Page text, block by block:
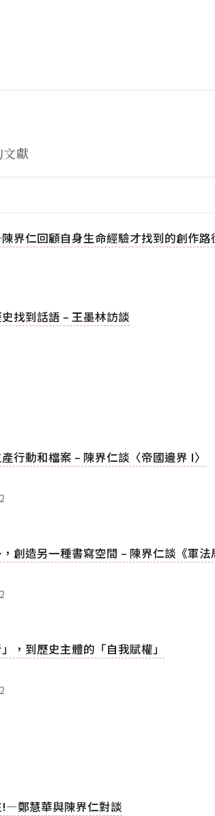
獻
界仁回顧自身生命經驗才找到的創作路
找到話語 – 王墨林訪談
行動和檔案 – 陳界仁談〈帝國邊界 I〉
創造另一種書寫空間 – 陳界仁談《軍法
，到歷史主體的「自我賦權」
鄭慧華與陳界仁對談